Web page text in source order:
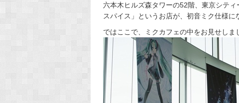
六本木ヒルズ森タワーの52階、東京シテ
スパイス」というお店が、初音ミク仕様に
ではここで、ミクカフェの中をお見せしま